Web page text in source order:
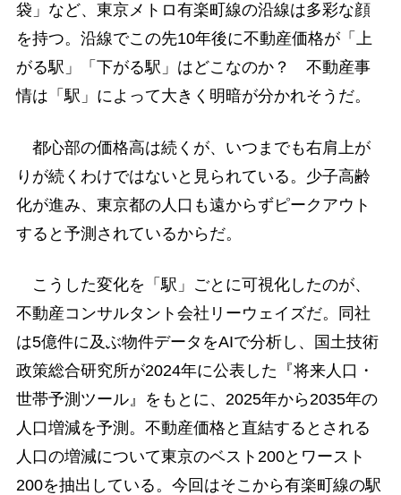
袋」など、東京メトロ有楽町線の沿線は多彩な顔
を持つ。沿線でこの先10年後に不動産価格が「上
がる駅」「下がる駅」はどこなのか？ 不動産事
情は「駅」によって大きく明暗が分かれそうだ。
都心部の価格高は続くが、いつまでも右肩上が
りが続くわけではないと見られている。少子高齢
化が進み、東京都の人口も遠からずピークアウト
すると予測されているからだ。
こうした変化を「駅」ごとに可視化したのが、
不動産コンサルタント会社リーウェイズだ。同社
は5億件に及ぶ物件データをAIで分析し、国土技術
政策総合研究所が2024年に公表した『将来人口・
世帯予測ツール』をもとに、2025年から2035年の
人口増減を予測。不動産価格と直結するとされる
人口の増減について東京のベスト200とワースト
200を抽出している。今回はそこから有楽町線の駅